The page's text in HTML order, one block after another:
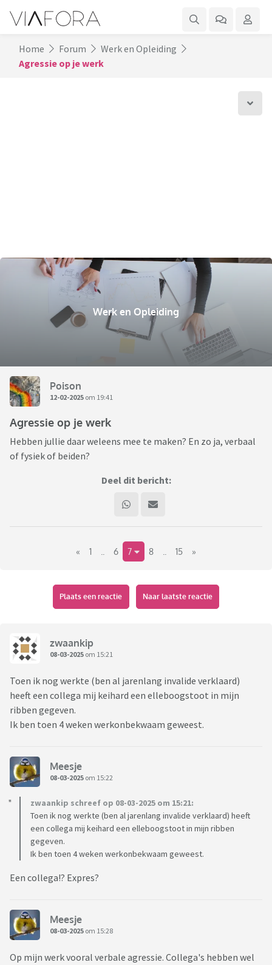
Home Forum
Werk en Opleiding
Agressie op je werk
Werk en Opleiding
Poison
12-02-2025 om 19:41
Agressie op je werk
Hebben jullie daar weleens mee te maken? En zo ja, verbaal
of fysiek of beiden?
Deel dit bericht:
« 1 6 7 8 15 »
Plaats een reactie Naar laatste reactie
zwaankip
08-03-2025 om 15:21
Toen ik nog werkte (ben al jarenlang invalide verklaard)
heeft een collega mij keihard een elleboogstoot in mijn
ribben gegeven.
Ik ben toen 4 weken werkonbekwaam geweest.
Meesje
08-03-2025 om 15:22
zwaankip schreef op 08-03-2025 om 15:21:
Toen ik nog werkte (ben al jarenlang invalide verklaard) heeft
een collega mij keihard een elleboogstoot in mijn ribben
gegeven.
Ik ben toen 4 weken werkonbekwaam geweest.
Een collega!? Expres?
Meesje
08-03-2025 om 15:28
Op mijn werk vooral verbale agressie. Collega's hebben wel